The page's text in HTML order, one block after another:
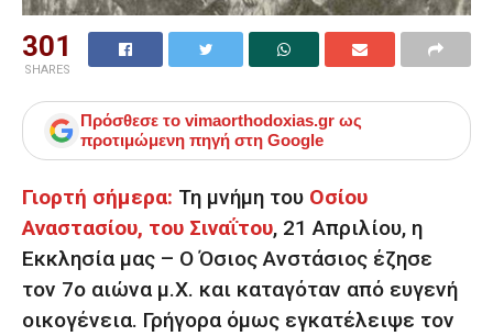
301
SHARES
Πρόσθεσε το vimaorthodoxias.gr ως
προτιμώμενη πηγή στη Google
Γιορτή σήμερα: Τη μνήμη του Οσίου
Αναστασίου, του Σιναΐτου, 21 Απριλίου, η
Εκκλησία μας – Ο Όσιος Ανστάσιος έζησε
τον 7ο αιώνα μ.Χ. και καταγόταν από ευγενή
οικογένεια. Γρήγορα όμως εγκατέλειψε τον